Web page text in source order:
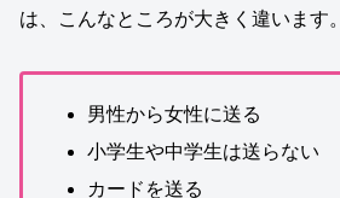
は、こんなところが大きく違います。
男性から女性に送る
小学生や中学生は送らない
カードを送る